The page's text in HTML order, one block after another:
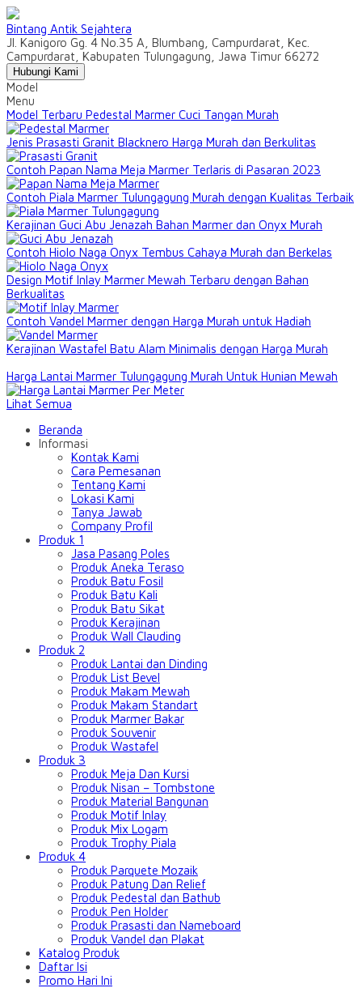
Bintang Antik Sejahtera
Jl. Kanigoro Gg. 4 No.35 A, Blumbang, Campurdarat, Kec.
Campurdarat, Kabupaten Tulungagung, Jawa Timur 66272
Hubungi Kami
Model
Menu
Model Terbaru Pedestal Marmer Cuci Tangan Murah
Jenis Prasasti Granit Blacknero Harga Murah dan Berkulitas
Contoh Papan Nama Meja Marmer Terlaris di Pasaran 2023
Contoh Piala Marmer Tulungagung Murah dengan Kualitas Terbaik
Kerajinan Guci Abu Jenazah Bahan Marmer dan Onyx Murah
Contoh Hiolo Naga Onyx Tembus Cahaya Murah dan Berkelas
Design Motif Inlay Marmer Mewah Terbaru dengan Bahan
Berkualitas
Contoh Vandel Marmer dengan Harga Murah untuk Hadiah
Kerajinan Wastafel Batu Alam Minimalis dengan Harga Murah
Harga Lantai Marmer Tulungagung Murah Untuk Hunian Mewah
Lihat Semua
Beranda
Informasi
Kontak Kami
Cara Pemesanan
Tentang Kami
Lokasi Kami
Tanya Jawab
Company Profil
Produk 1
Jasa Pasang Poles
Produk Aneka Teraso
Produk Batu Fosil
Produk Batu Kali
Produk Batu Sikat
Produk Kerajinan
Produk Wall Clauding
Produk 2
Produk Lantai dan Dinding
Produk List Bevel
Produk Makam Mewah
Produk Makam Standart
Produk Marmer Bakar
Produk Souvenir
Produk Wastafel
Produk 3
Produk Meja Dan Kursi
Produk Nisan – Tombstone
Produk Material Bangunan
Produk Motif Inlay
Produk Mix Logam
Produk Trophy Piala
Produk 4
Produk Parquete Mozaik
Produk Patung Dan Relief
Produk Pedestal dan Bathub
Produk Pen Holder
Produk Prasasti dan Nameboard
Produk Vandel dan Plakat
Katalog Produk
Daftar Isi
Promo Hari Ini